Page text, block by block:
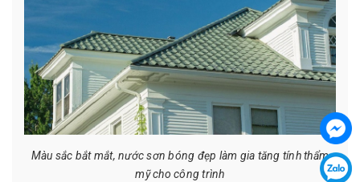
Màu sắc bắt mắt, nước sơn bóng đẹp làm gia tăng tính thẩm
mỹ cho công trình